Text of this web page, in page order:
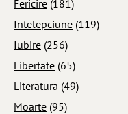
Fericire (181)
Intelepciune (119)
Iubire (256)
Libertate (65)
Literatura (49)
Moarte (95)